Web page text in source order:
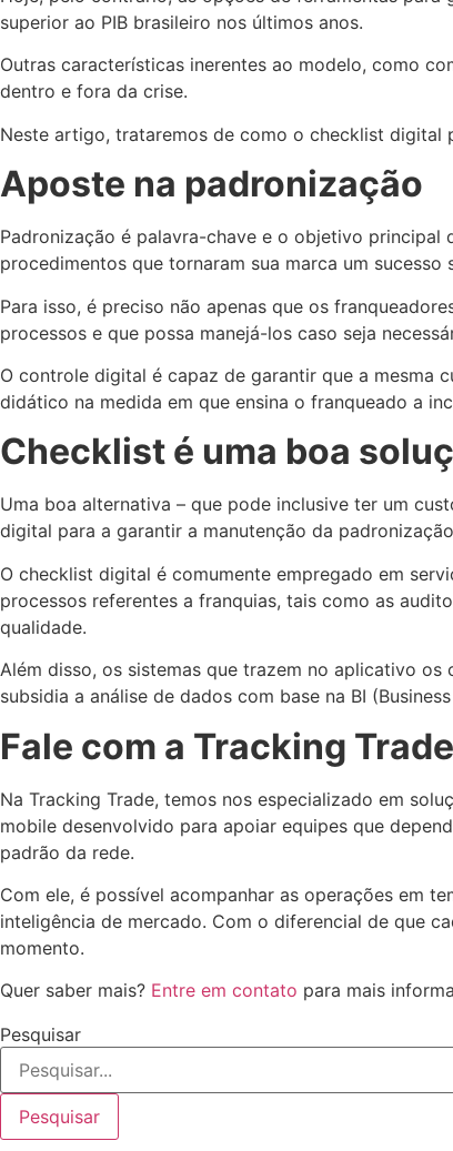
superior ao PIB brasileiro nos últimos anos.
Outras características inerentes ao modelo, como
dentro e fora da crise.
Neste artigo, trataremos de como o checklist digital
Aposte na padronização
Padronização é palavra-chave e o objetivo principal
procedimentos que tornaram sua marca um
Para isso, é preciso não apenas que os
processos e que possa manejá-los caso seja
O controle digital é capaz de garantir que a mesma
didático na medida em que ensina o franqueado a
Checklist é uma boa
Uma boa alternativa – que pode inclusive ter um
digital para a garantir a manutenção da
O checklist digital é comumente empregado em
processos referentes a franquias, tais como as
qualidade.
Além disso, os sistemas que trazem no aplicativo
subsidia a análise de dados com base na BI
Fale com a Tracking Trade
Na Tracking Trade, temos nos especializado em
mobile desenvolvido para apoiar equipes que
padrão da rede.
Com ele, é possível acompanhar as operações em
inteligência de mercado. Com o diferencial de que
momento.
Quer saber mais? Entre em contato para mais
Pesquisar
Pesquisar